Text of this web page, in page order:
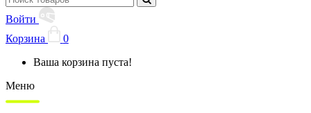
Войти
Корзина
0
Ваша корзина пуста!
Меню